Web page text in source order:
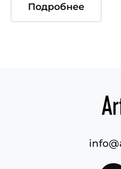
Подробнее